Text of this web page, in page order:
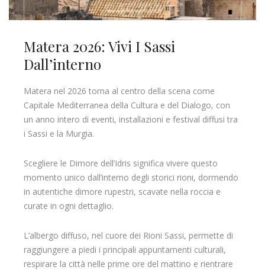
Matera 2026: Vivi I Sassi
Dall’interno
Matera nel 2026 torna al centro della scena come
Capitale Mediterranea della Cultura e del Dialogo, con
un anno intero di eventi, installazioni e festival diffusi tra
i Sassi e la Murgia.
Scegliere le Dimore dell’Idris significa vivere questo
momento unico dall’interno degli storici rioni, dormendo
in autentiche dimore rupestri, scavate nella roccia e
curate in ogni dettaglio.
L’albergo diffuso, nel cuore dei Rioni Sassi, permette di
raggiungere a piedi i principali appuntamenti culturali,
respirare la città nelle prime ore del mattino e rientrare